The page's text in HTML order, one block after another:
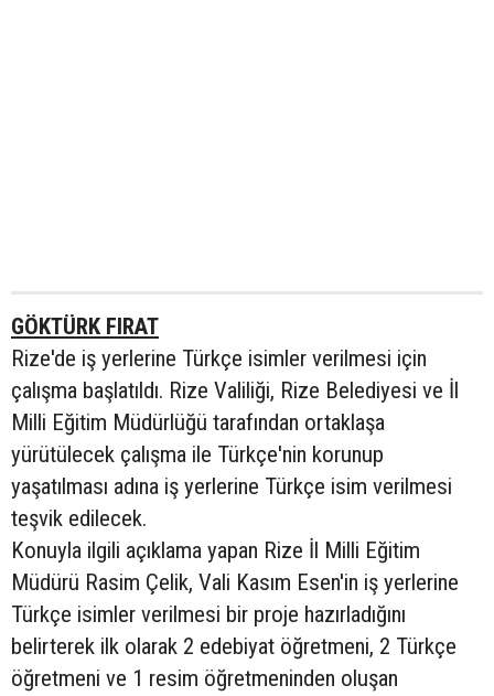
GÖKTÜRK FIRAT
Rize'de iş yerlerine Türkçe isimler verilmesi için
çalışma başlatıldı. Rize Valiliği, Rize Belediyesi ve İl
Milli Eğitim Müdürlüğü tarafından ortaklaşa
yürütülecek çalışma ile Türkçe'nin korunup
yaşatılması adına iş yerlerine Türkçe isim verilmesi
teşvik edilecek.
Konuyla ilgili açıklama yapan Rize İl Milli Eğitim
Müdürü Rasim Çelik, Vali Kasım Esen'in iş yerlerine
Türkçe isimler verilmesi bir proje hazırladığını
belirterek ilk olarak 2 edebiyat öğretmeni, 2 Türkçe
öğretmeni ve 1 resim öğretmeninden oluşan